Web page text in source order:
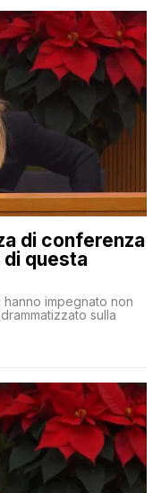
di conferenza
di questa
impegnato non
sulla